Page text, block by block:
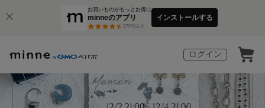
お買いものがもっとお得に
minneのアプリ
3万件以上
インストールする
ログイン